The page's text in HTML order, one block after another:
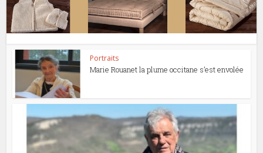
Portraits
Marie Rouanet la plume occitane s’est envolée